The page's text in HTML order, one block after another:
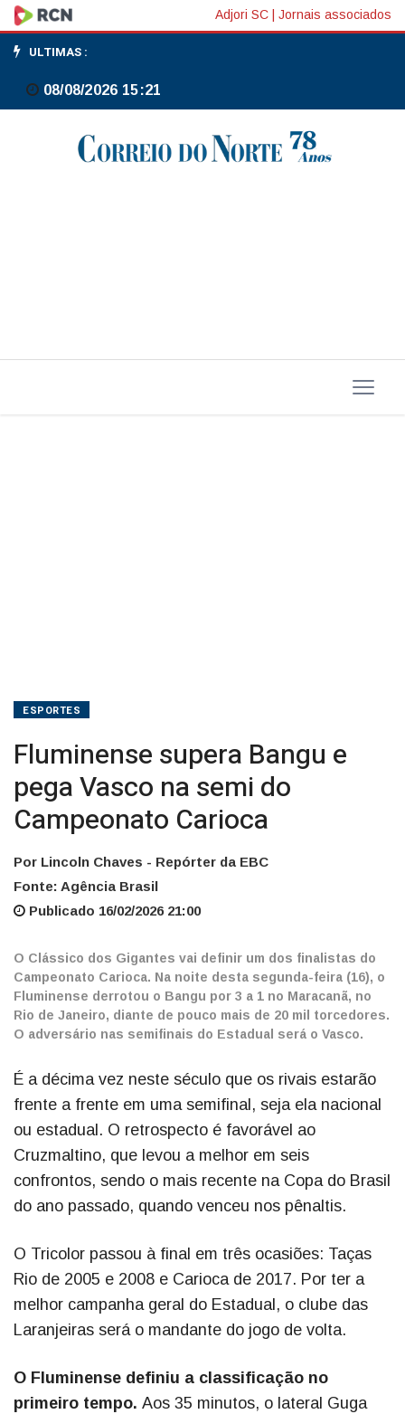
Fluminense
supera
Bangu
Campeonato
Adjori SC Jornais associados
ULTIMAS :
08/08/2026 15:21
ESPORTES
Fluminense supera Bangu e
pega Vasco na semi do
Campeonato Carioca
Por Lincoln Chaves - Repórter da EBC
Fonte: Agência Brasil
Publicado 16/02/2026 21:00
O Clássico dos Gigantes vai definir um dos finalistas do
Campeonato Carioca. Na noite desta segunda-feira (16), o
Fluminense derrotou o Bangu por 3 a 1 no Maracanã, no
Rio de Janeiro, diante de pouco mais de 20 mil torcedores.
O adversário nas semifinais do Estadual será o Vasco.
É a décima vez neste século que os rivais estarão
frente a frente em uma semifinal, seja ela nacional
ou estadual. O retrospecto é favorável ao
Cruzmaltino, que levou a melhor em seis
confrontos, sendo o mais recente na Copa do Brasil
do ano passado, quando venceu nos pênaltis.
O Tricolor passou à final em três ocasiões: Taças
Rio de 2005 e 2008 e Carioca de 2017. Por ter a
melhor campanha geral do Estadual, o clube das
Laranjeiras será o mandante do jogo de volta.
O Fluminense definiu a classificação no
primeiro tempo. Aos 35 minutos, o lateral Guga